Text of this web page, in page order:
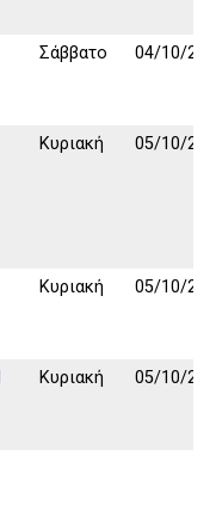
Σάββατο 04/10/25
Κυριακή 05/10/25
Κυριακή 05/10/25
Κυριακή 05/10/25